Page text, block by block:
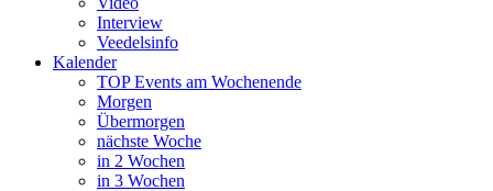
Interview
Veedelsinfo
Kalender
TOP Events am Wochenende
Morgen
Übermorgen
nächste Woche
in 2 Wochen
in 3 Wochen